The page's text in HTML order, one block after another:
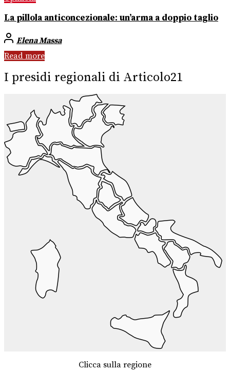
La pillola anticoncezionale: un’arma a doppio taglio
Elena Massa
Read more
I presidi regionali di Articolo21
Clicca sulla regione